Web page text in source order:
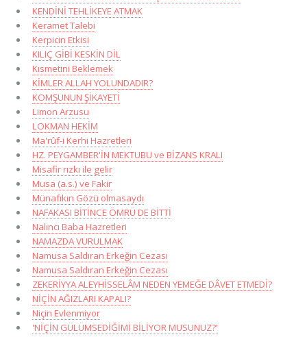
KENDİNİ TEHLİKEYE ATMAK
Keramet Talebi
Kerpicin Etkisi
KILIÇ GİBİ KESKİN DİL
Kısmetini Beklemek
KİMLER ALLAH YOLUNDADIR?
KOMŞUNUN ŞİKAYETİ
Limon Arzusu
LOKMAN HEKİM
Ma'rûf-i Kerhi Hazretleri
HZ. PEYGAMBER'İN MEKTUBU ve BİZANS KRALI
Misafir rızkı ile gelir
Musa (a.s.) ve Fakir
Münafıkın Gözü olmasaydı
NAFAKASI BİTİNCE ÖMRÜ DE BİTTİ
Nalıncı Baba Hazretleri
NAMAZDA VURULMAK
Namusa Saldıran Erkeğin Cezası
Namusa Saldıran Erkeğin Cezası
ZEKERİYYA ALEYHİSSELÂM NEDEN YEMEĞE DÂVET ETMEDİ?
NİÇİN AĞIZLARI KAPALI?
Niçin Evlenmiyor
'NİÇİN GÜLÜMSEDİĞİMİ BİLİYOR MUSUNUZ?'